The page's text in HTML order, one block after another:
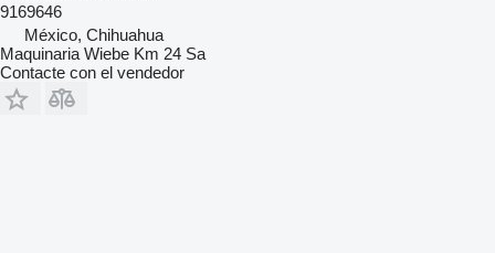
9169646
México, Chihuahua
Maquinaria Wiebe Km 24 Sa
Contacte con el vendedor